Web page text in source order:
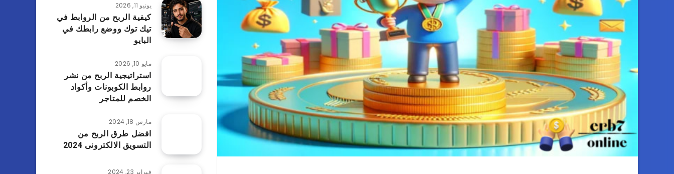
يونيو 11, 2026
كيفية الربح من الروابط في
تيك توك ووضع رابطك في
البايو
مايو 10, 2026
استراتيجية الربح من نشر
روابط الكوبونات وأكواد
الخصم للمتاجر
مارس 18, 2024
افضل طرق الربح من
التسويق الالكترونى 2024
فبراير 23, 2024